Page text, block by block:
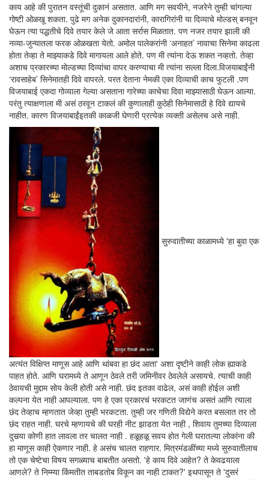
काय आहे की पुरातन वस्तूंची दुकानं असतात. आणि मग सवयीने, नजरेने तुम्ही चांगल्या
गोष्टी ओळखू शकता. पुढे मग अनेक दुकानदारांनी, कारागिरांनी या दिव्याचे मोल्डस् बनवून
घेऊन त्या पद्धतीचे दिवे तयार केले जे आता सर्रास मिळतात. पण नजर तयार झाली की
नव्या-जुन्यातला फरक ओळखता येतो. अमोल पालेकरांनी ‘अनाहत’ नावाचा सिनेमा काढला
होता तेव्हा ते माझ्याकडे दिवे मागायला आले होते. पण मी त्यांना देऊ शकत नव्हतो. तेव्हा
अशाच प्रकारच्या मोल्डच्या दिव्यांचा वापर करण्याचा मी त्यांना सल्ला दिला.विजयाबाईंनी
‘रावसाहेब’ सिनेमातही दिवे वापरले. परत देताना नेमकी एका दिव्याची काच फुटली .पण
विजयाबाई एकदा गोव्याला गेल्या असताना गारेच्या काचेचा दिवा माझ्यासाठी घेऊन आल्या.
परंतु त्याक्षणाला मी असं ठरवून टाकलं की कुणालाही कुठेही सिनेमासाठी हे दिवे द्यायचे
नाहीत. कारण विजयाबाईंइतकी काळजी घेणारी प्रत्येक व्यक्ती असेलच असे नाही.
सुरुवातीच्या काळामध्ये 'हा बुवा एक
अत्यंत विक्षिप्त माणूस आहे आणि थांबवा हा छंद आता' अशा दृष्टीने काही लोक ह्याकडे
पाहत होते. आणि घरामध्ये ते आणून ठेवले तरी जमिनीवर ठेवलेले असायचे. त्याची काही
ठेवायची मुद्दाम सोय केली होती असे नाही. छंद इतका वाढेल, असं काही होईल अशी
कल्पना येत नाही आपल्याला. पण हे एका प्रकारचं भरकटत जाणंच असतं आणि त्याला
छंद तेव्हाच म्हणतात जेव्हा तुम्ही भरकटता. तुम्ही जर गणिती विद्येने करत बसलात तर तो
छंद राहत नाही. घरचे म्हणायचे की घरही नीट झाडता येत नाही , शिवाय तुमच्या दिव्याला
दुसर्‍या कोणी हात लावला तर चालत नाही . हळूहळू सवय होत गेली घरातल्या लोकांना की
हा माणूस काही ऐकणार नाही. हे असंच चालत राहणार. मित्रमंडळींच्या मध्ये सुरुवातीलाच
तो एक चेष्टेचा विषय सगळ्याच बाबतीत असतो. 'हे काय दिवे आहेत? ते केवढयाला
आणले? ते निम्म्या किंमतीत ताबडतोब विकून का नाही टाकत?' इथपासून ते 'दुसरं